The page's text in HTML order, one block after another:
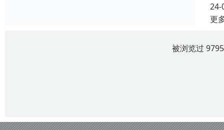
24-
更
被浏览过